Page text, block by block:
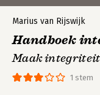
1 stem
Marius van Rijswijk
Handboek
Maak integriteit